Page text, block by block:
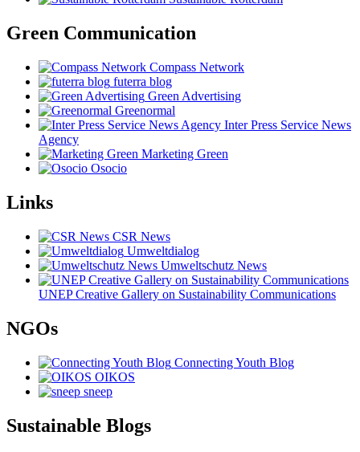
Green Communication
Compass Network
futerra blog
Green Advertising
Greenormal
Inter Press Service News
Agency
Marketing Green
Osocio
Links
CSR News
Umweltdialog
Umweltschutz News
UNEP Creative Gallery on Sustainability Communications
NGOs
Connecting Youth Blog
OIKOS
sneep
Sustainable Blogs